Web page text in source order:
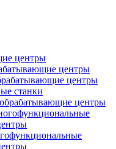
центры
центры
центры
станки
центры